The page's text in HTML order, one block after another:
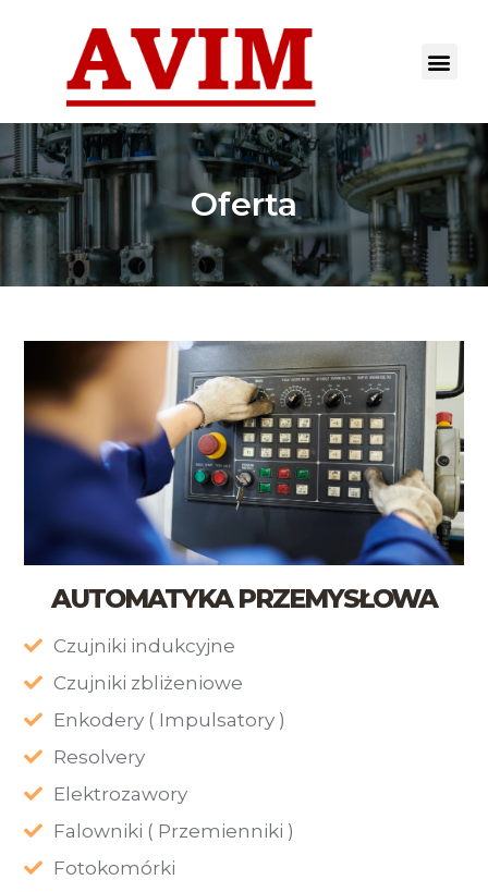
Oferta
AUTOMATYKA PRZEMYSŁOWA
Czujniki indukcyjne
Czujniki zbliżeniowe
Enkodery ( Impulsatory )
Resolvery
Elektrozawory
Falowniki ( Przemienniki )
Fotokomórki